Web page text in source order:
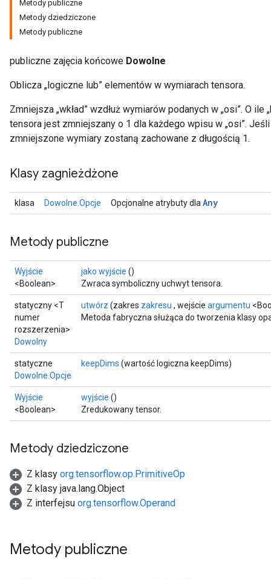
Metody publiczne
Metody dziedziczone
Metody publiczne
publiczne zajęcia końcowe Dowolne
Oblicza „logiczne lub” elementów w wymiarach tensora.
Zmniejsza „wkład” wzdłuż wymiarów podanych w „osi”. O
tensora jest zmniejszany o 1 dla każdego wpisu w „osi”.
zmniejszone wymiary zostaną zachowane z długością 1.
Klasy zagnieżdżone
klasa Dowolne.Opcje Opcjonalne atrybuty dla Any
Metody publiczne
Wyjście
<Boolean>
jako wyjście ()
Zwraca symboliczny uchwyt tensora.
statyczny <T
numer
rozszerzenia>
Dowolny
utwórz (zakres zakresu , wejście argumentu
Metoda fabryczna służąca do tworzenia klasy
statyczne
Dowolne.Opcje
keepDims (wartość logiczna keepDims)
Wyjście
<Boolean>
wyjście ()
Zredukowany tensor.
Metody dziedziczone
Z klasy org.tensorflow.op.PrimitiveOp
Z klasy java.lang.Object
Z interfejsu org.tensorflow.Operand
Metody publiczne